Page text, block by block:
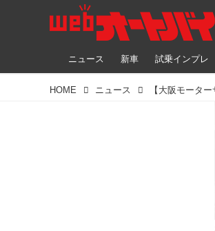
ニュース 新車 試乗インプレ
HOME ニュース